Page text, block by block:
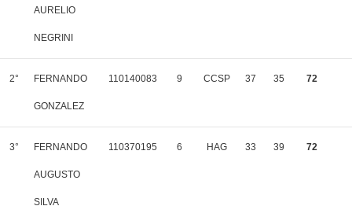
AURELIO
NEGRINI
2° FERNANDO
GONZALEZ
110140083 9 CCSP 37 35 72
3° FERNANDO
AUGUSTO
SILVA
110370195 6 HAG 33 39 72